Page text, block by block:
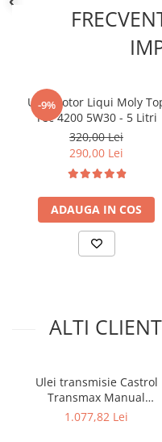
Kit lant distributie
Curea distributie
Kit transmisie
Curea transmisie
Busoane/inele etansare
Directie/stabilizare
Bielete directie
Suspensie
Pivot suspensie
-9%
Ulei motor Liqui Moly
Tec 4200 5W30 - 5 Litri
320,00 Lei
290,00 Lei
ADAUGA IN COS
ALTI
Ulei transmisie Castrol
Transmax Manual
Transaxle 75W90 - 20 Litri
1.077,82 Lei